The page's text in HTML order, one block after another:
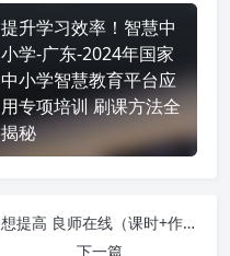
提升学习效率！智慧中
小学-广东-2024年国家
中小学智慧教育平台应
用专项培训 刷课方法全
揭秘
想提高 良师在线（课时+作业） 刷课效率？看看这些实用技巧
下一篇